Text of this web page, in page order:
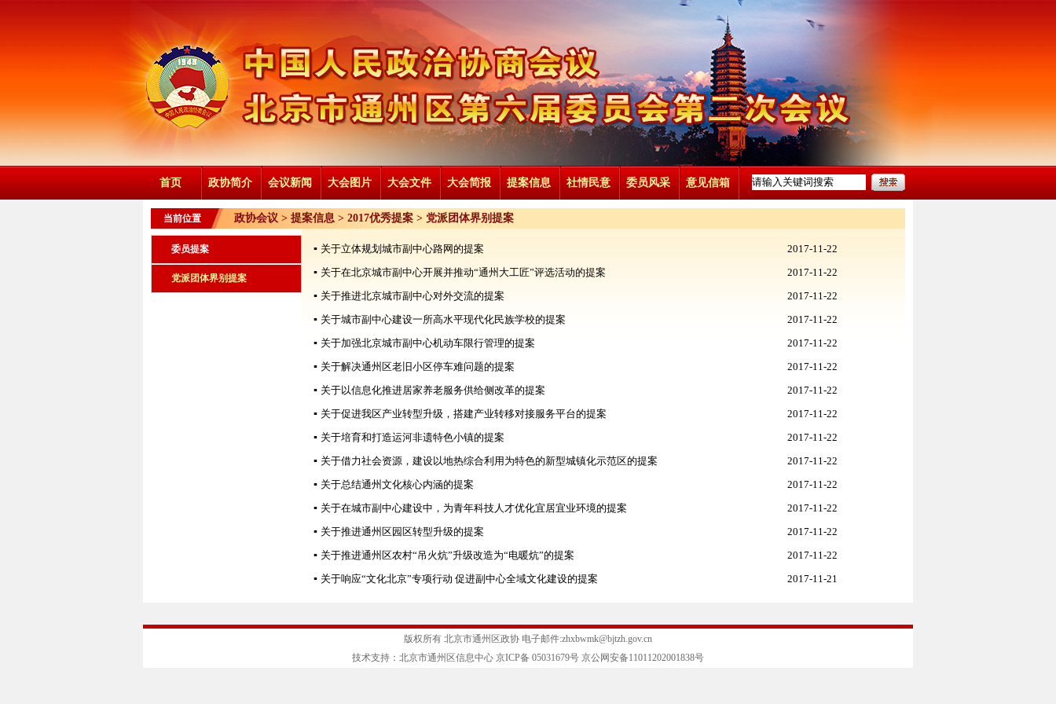
首页 政协简介 会议新闻 大会图片 大会文件 大会简报 提案信息 社情民意 委员风采 意见信箱
当前位置 政协会议 > 提案信息 > 2017优秀提案 > 党派团体界别提案
委员提案
党派团体界别提案
▪ 关于立体规划城市副中心路网的提案
2017-11-22
▪ 关于在北京城市副中心开展并推动“通州大工匠”评选活动的提案
2017-11-22
▪ 关于推进北京城市副中心对外交流的提案
2017-11-22
▪ 关于城市副中心建设一所高水平现代化民族学校的提案
2017-11-22
▪ 关于加强北京城市副中心机动车限行管理的提案
2017-11-22
▪ 关于解决通州区老旧小区停车难问题的提案
2017-11-22
▪ 关于以信息化推进居家养老服务供给侧改革的提案
2017-11-22
▪ 关于促进我区产业转型升级，搭建产业转移对接服务平台的提案
2017-11-22
▪ 关于培育和打造运河非遗特色小镇的提案
2017-11-22
▪ 关于借力社会资源，建设以地热综合利用为特色的新型城镇化示范区的提案
2017-11-22
▪ 关于总结通州文化核心内涵的提案
2017-11-22
▪ 关于在城市副中心建设中，为青年科技人才优化宜居宜业环境的提案
2017-11-22
▪ 关于推进通州区园区转型升级的提案
2017-11-22
▪ 关于推进通州区农村“吊火炕”升级改造为“电暖炕”的提案
2017-11-22
▪ 关于响应“文化北京”专项行动 促进副中心全域文化建设的提案 2017-11-21
版权所有 北京市通州区政协 电子邮件:zhxbwmk@bjtzh.gov.cn
技术支持：北京市通州区信息中心 京ICP备 05031679号 京公网安备11011202001838号